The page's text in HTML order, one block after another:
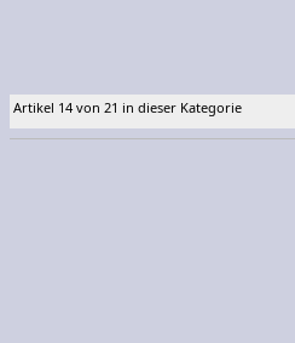
Artikel 14 von 21 in dieser Kategorie